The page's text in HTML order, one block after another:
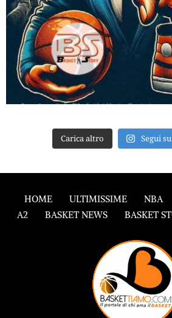
Carica altro Segui
HOME ULTIMISSIME NBA
A2
BASKET NEWS BASKET